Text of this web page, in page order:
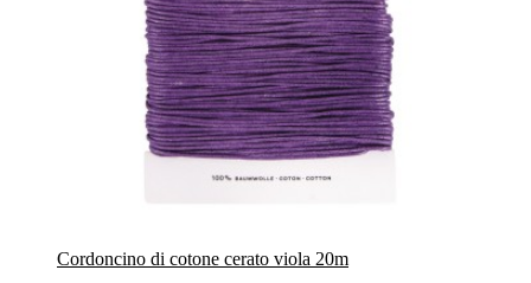
Cordoncino di cotone cerato viola 20m